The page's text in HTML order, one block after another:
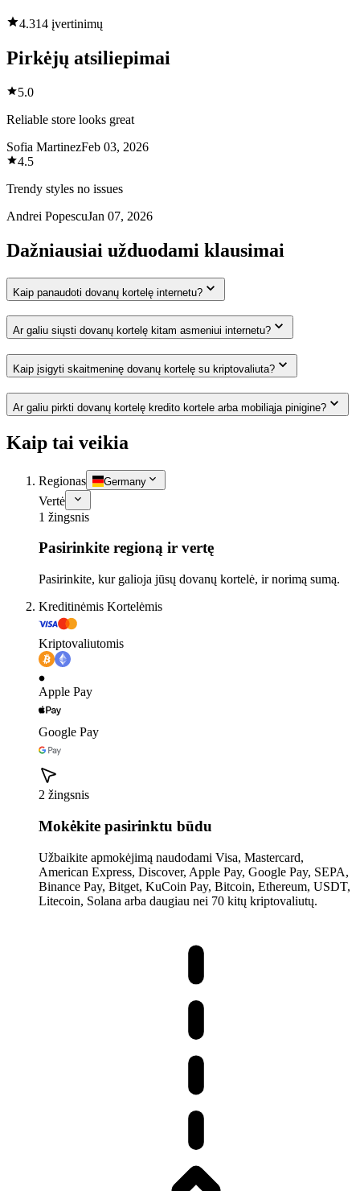
4.314 įvertinimų
Pirkėjų atsiliepimai
5.0
Reliable store looks great
Sofia MartinezFeb 03, 2026
4.5
Trendy styles no issues
Andrei PopescuJan 07, 2026
Dažniausiai užduodami klausimai
Kaip panaudoti dovanų kortelę internetu?
Ar galiu siųsti dovanų kortelę kitam asmeniui internetu?
Kaip įsigyti skaitmeninę dovanų kortelę su kriptovaliuta?
Ar galiu pirkti dovanų kortelę kredito kortele arba mobiliąja pinigine?
Kaip tai veikia
Regionas Germany
Vertė
1 žingsnis
Pasirinkite regioną ir vertę
Pasirinkite, kur galioja jūsų dovanų kortelė, ir norimą sumą.
Kreditinėmis Kortelėmis
Kriptovaliutomis
Apple Pay
Google Pay
2 žingsnis
Mokėkite pasirinktu būdu
Užbaikite apmokėjimą naudodami Visa, Mastercard,
American Express, Discover, Apple Pay, Google Pay, SEPA,
Binance Pay, Bitget, KuCoin Pay, Bitcoin, Ethereum, USDT,
Litecoin, Solana arba daugiau nei 70 kitų kriptovaliutų.